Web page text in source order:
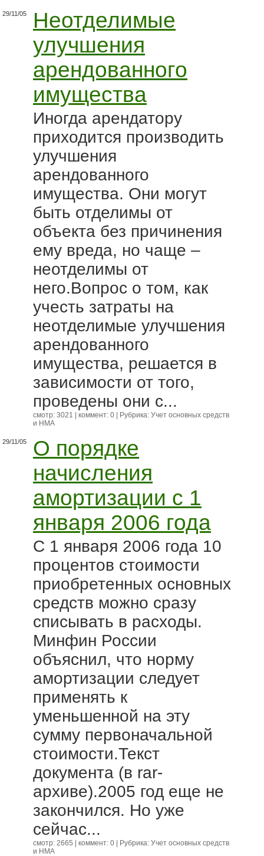
29/11/05
Неотделимые
улучшения
арендованного
имущества
Иногда арендатору
приходится производить
улучшения
арендованного
имущества. Они могут
быть отделимы от
объекта без причинения
ему вреда, но чаще –
неотделимы от
него.Вопрос о том, как
учесть затраты на
неотделимые улучшения
арендованного
имущества, решается в
зависимости от того,
проведены они с...
смотр: 3021 | коммент: 0 | Рубрика: Учет основных средств
и НМА
29/11/05
О порядке
начисления
амортизации с 1
января 2006 года
С 1 января 2006 года 10
процентов стоимости
приобретенных основных
средств можно сразу
списывать в расходы.
Минфин России
объяснил, что норму
амортизации следует
применять к
уменьшенной на эту
сумму первоначальной
стоимости.Текст
документа (в rar-
архиве).2005 год еще не
закончился. Но уже
сейчас...
смотр: 2665 | коммент: 0 | Рубрика: Учет основных средств
и НМА